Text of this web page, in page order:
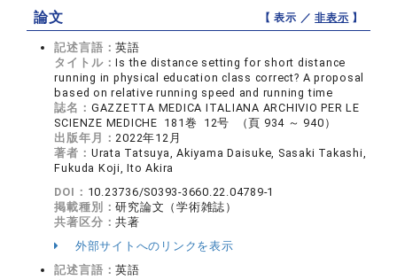
論文 【 表示 ／非表示 】
記述言語：英語
タイトル：Is the distance setting for short distance
running in physical education class correct? A proposal
based on relative running speed and running time
誌名： GAZZETTA MEDICA ITALIANA ARCHIVIO PER LE
SCIENZE MEDICHE 181巻 12号 （頁 934 ～ 940）
出版年月：2022年12月
著者： Urata Tatsuya, Akiyama Daisuke, Sasaki Takashi,
Fukuda Koji, Ito Akira
DOI： 10.23736/S0393-3660.22.04789-1
掲載種別：研究論文（学術雑誌）
共著区分：共著
外部サイトへのリンクを表示
記述言語：英語